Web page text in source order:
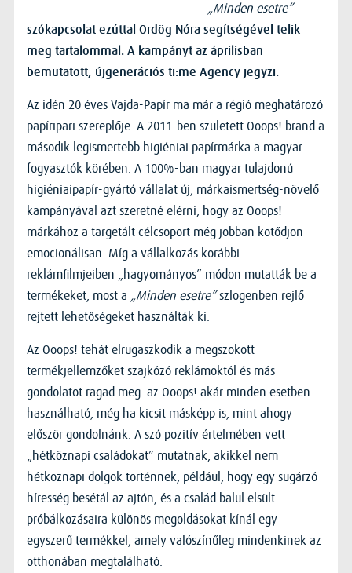
„Minden esetre”
szókapcsolat ezúttal Ördög Nóra segítségével telik
meg tartalommal. A kampányt az áprilisban
bemutatott, újgenerációs ti:me Agency jegyzi.
Az idén 20 éves Vajda-Papír ma már a régió meghatározó
papíripari szereplője. A 2011-ben született Ooops! brand a
második legismertebb higiéniai papírmárka a magyar
fogyasztók körében. A 100%-ban magyar tulajdonú
higiéniaipapír-gyártó vállalat új, márkaismertség-növelő
kampányával azt szeretné elérni, hogy az Ooops!
márkához a targetált célcsoport még jobban kötődjön
emocionálisan. Míg a vállalkozás korábbi
reklámfilmjeiben „hagyományos” módon mutatták be a
termékeket, most a „Minden esetre”szlogenben rejlő
rejtett lehetőségeket használták ki.
Az Ooops! tehát elrugaszkodik a megszokott
termékjellemzőket szajkózó reklámoktól és más
gondolatot ragad meg: az Ooops! akár minden esetben
használható, még ha kicsit másképp is, mint ahogy
először gondolnánk. A szó pozitív értelmében vett
„hétköznapi családokat” mutatnak, akikkel nem
hétköznapi dolgok történnek, például, hogy egy sugárzó
híresség besétál az ajtón, és a család balul elsült
próbálkozásaira különös megoldásokat kínál egy
egyszerű termékkel, amely valószínűleg mindenkinek az
otthonában megtalálható.